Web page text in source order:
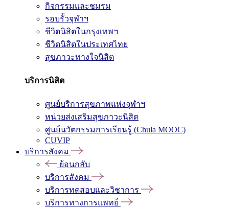
กิจกรรมและชมรม
รอบรั้วจุฬาฯ
ชีวิตนิสิตในกรุงเทพฯ
ชีวิตนิสิตในประเทศไทย
สุขภาวะทางใจนิสิต
บริการนิสิต
ศูนย์บริการสุขภาพแห่งจุฬาฯ
หน่วยส่งเสริมสุขภาวะนิสิต
ศูนย์นวัตกรรมการเรียนรู้ (Chula MOOC)
CUVIP
บริการสังคม
ย้อนกลับ
บริการสังคม
บริการทดสอบและวิชาการ
บริการทางการแพทย์